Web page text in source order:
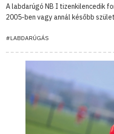
A labdarúgó NB I tizenkilencedik
2005-ben vagy annál később
#LABDARÚGÁS